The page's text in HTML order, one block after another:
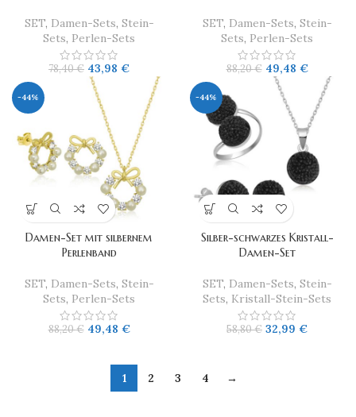
SET, Damen-Sets, Stein-
Sets, Perlen-Sets
78,40€ 43,98 €
SET, Damen-Sets, Stein-
Sets, Perlen-Sets
88,20€ 49,48 €
-44%
Damen-Set mit silbernem
Perlenband
SET, Damen-Sets, Stein-
Sets, Perlen-Sets
88,20€ 49,48 €
-44%
Silber-schwarzes Kristall-
Damen-Set
SET, Damen-Sets, Stein-
Sets, Kristall-Stein-Sets
58,80€ 32,99 €
1 2 3 4 →